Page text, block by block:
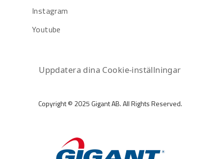
Instagram
Youtube
Uppdatera dina Cookie-inställningar
Copyright © 2025 Gigant AB. All Rights Reserved.